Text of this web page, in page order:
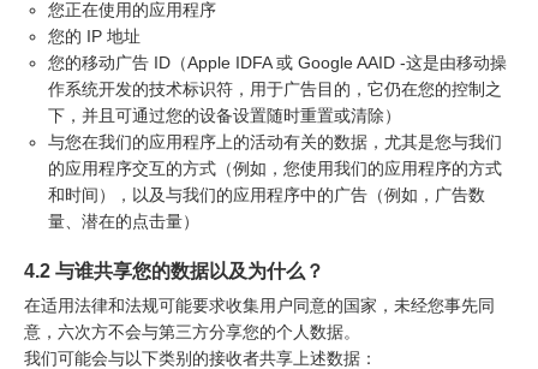
您正在使用的应用程序
您的 IP 地址
您的移动广告 ID（Apple IDFA 或 Google AAID -这是由移动操
作系统开发的技术标识符，用于广告目的，它仍在您的控制之
下，并且可通过您的设备设置随时重置或清除）
与您在我们的应用程序上的活动有关的数据，尤其是您与我们
的应用程序交互的方式（例如，您使用我们的应用程序的方式
和时间），以及与我们的应用程序中的广告（例如，广告数
量、潜在的点击量）
4.2 与谁共享您的数据以及为什么？
在适用法律和法规可能要求收集用户同意的国家，未经您事先同
意，六次方不会与第三方分享您的个人数据。
我们可能会与以下类别的接收者共享上述数据：